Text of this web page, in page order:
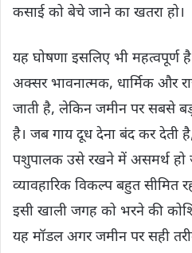
कसाई को बेचे जाने का खतरा हो।
यह घोषणा इसलिए भी महत्वपूर्ण
अक्सर भावनात्मक, धार्मिक और
जाती है, लेकिन जमीन पर सबसे
है। जब गाय दूध देना बंद कर देती
पशुपालक उसे रखने में असमर्थ हो
व्यावहारिक विकल्प बहुत सीमित
इसी खाली जगह को भरने की
यह मॉडल अगर जमीन पर सही